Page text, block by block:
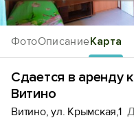
ФотоОписаниеКарта
Сдается в аренду
Витино
Витино, ул. Крымская,1